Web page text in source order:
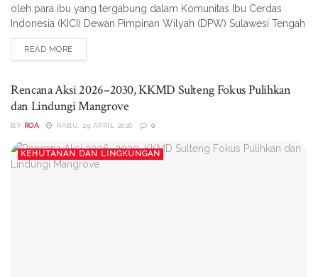
oleh para ibu yang tergabung dalam Komunitas Ibu Cerdas
Indonesia (KICI) Dewan Pimpinan Wilyah (DPW) Sulawesi Tengah
melalui aksi penanaman 150 pohon di kawasan Taman Hutan
Raya (Tahura) Sulteng. Kegiatan tersebut digelar dalam rangka
sekaligus...
READ MORE
Rencana Aksi 2026–2030, KKMD Sulteng Fokus Pulihkan
dan Lindungi Mangrove
BY ROA RABU, 29 APRIL 2026 0
KEHUTANAN DAN LINGKUNGAN